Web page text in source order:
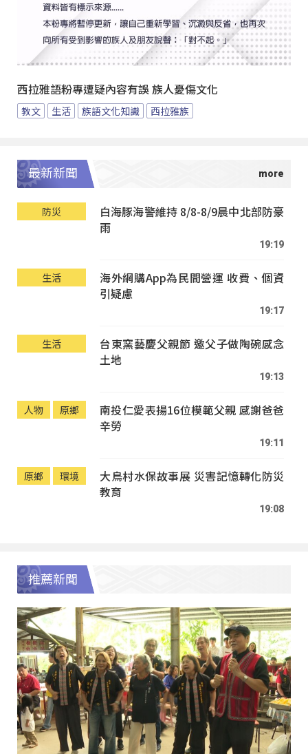
西拉雅語粉專遭疑內容有誤 族人憂傷文化
教文 生活 族語文化知識 西拉雅族
最新新聞
防災
白海豚海警維持 8/8-8/9晨中北部防豪
雨
19:19
生活
海外網購App為民間營運 收費、個資
引疑慮
19:17
生活
台東窯藝慶父親節 邀父子做陶碗感念
土地
19:13
人物 原鄉
南投仁愛表揚16位模範父親 感謝爸爸
辛勞
19:11
原鄉 環境
大鳥村水保故事展 災害記憶轉化防災
教育
19:08
推薦新聞